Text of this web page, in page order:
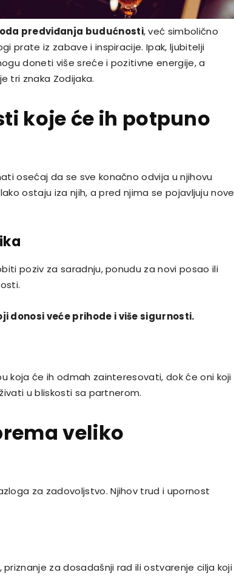
predviđanja budućnosti, već simbolično
prate iz zabave i inspiracije. Ipak, ljubitelji
doneti više sreće i pozitivne energije, a
tri znaka Zodijaka.
koje će ih potpuno
osećaj da se sve konačno odvija u njihovu
ostaju iza njih, a pred njima se pojavljuju nove
poziv za saradnju, ponudu za novi posao ili
donosi veće prihode i više sigurnosti.
koja će ih odmah zainteresovati, dok će oni koji
u bliskosti sa partnerom.
veliko
za zadovoljstvo. Njihov trud i upornost
za dosadašnji rad ili ostvarenje cilja koji